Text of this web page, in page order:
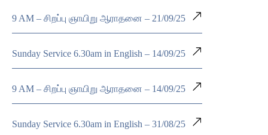
9 AM – சிறப்பு ஞாயிறு ஆராதனை – 21/09/25
Sunday Service 6.30am in English – 14/09/25
9 AM – சிறப்பு ஞாயிறு ஆராதனை – 14/09/25
Sunday Service 6.30am in English – 31/08/25